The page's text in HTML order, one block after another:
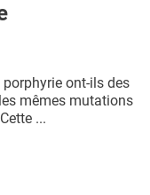
ont-ils des
mêmes mutations
...